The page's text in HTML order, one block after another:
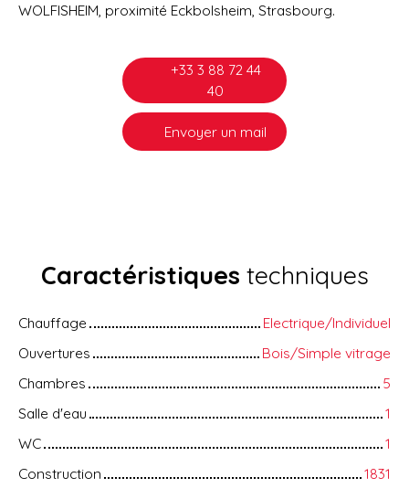
WOLFISHEIM, proximité Eckbolsheim, Strasbourg.
+33 3 88 72 44
40
Envoyer un mail
Caractéristiques techniques
Chauffage
Electrique/Individuel
Ouvertures
Bois/Simple vitrage
Chambres
5
Salle d'eau
1
WC
1
Construction
1831